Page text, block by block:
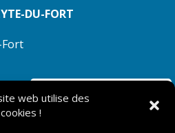
web utilise des
cookies !
DU-FORT
NOUS CONTACTER